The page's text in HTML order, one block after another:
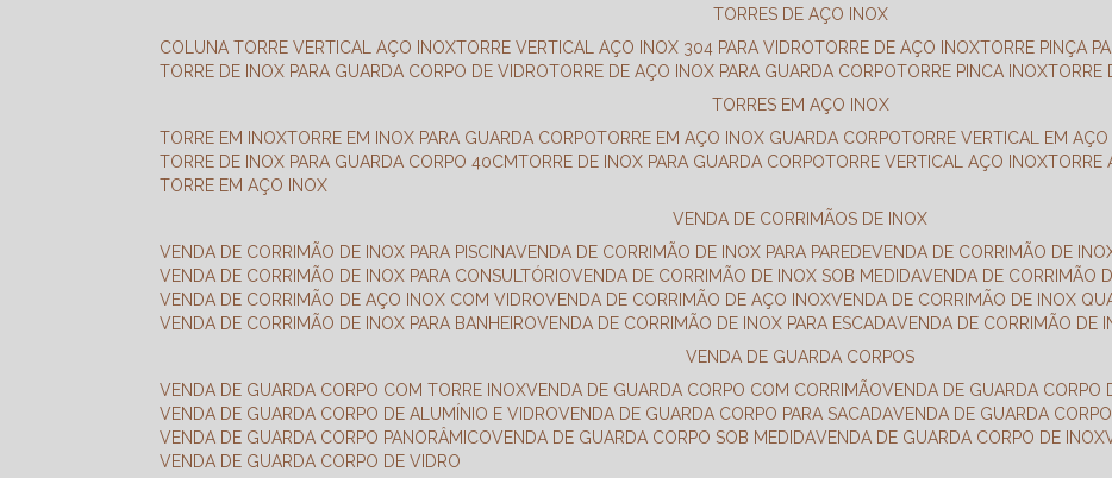
TORRES DE AÇO INOX
COLUNA TORRE VERTICAL AÇO INOX TORRE VERTICAL AÇO INOX 304 PARA VIDRO TORRE DE AÇO INOX TORRE PINÇA
TORRE DE INOX PARA GUARDA CORPO DE VIDRO TORRE DE AÇO INOX PARA GUARDA CORPO TORRE PINCA INOX
TORRES EM AÇO INOX
TORRE EM INOX TORRE EM INOX PARA GUARDA CORPO TORRE EM AÇO INOX GUARDA CORPO TORRE VERTICAL EM
TORRE DE INOX PARA GUARDA CORPO 40CM TORRE DE INOX PARA GUARDA CORPO TORRE VERTICAL AÇO INOX
TORRE EM AÇO INOX
VENDA DE CORRIMÃOS DE INOX
VENDA DE CORRIMÃO DE INOX PARA PISCINA
VENDA DE CORRIMÃO DE INOX PARA PAREDE
VENDA DE CORRIMÃO DE
VENDA DE CORRIMÃO DE INOX PARA CONSULTÓRIO
VENDA DE CORRIMÃO DE INOX SOB MEDIDA
VENDA DE CORRIMÃO
VENDA DE CORRIMÃO DE AÇO INOX COM VIDRO
VENDA DE CORRIMÃO DE AÇO INOX
VENDA DE CORRIMÃO DE INOX
VENDA DE CORRIMÃO DE INOX PARA BANHEIRO
VENDA DE CORRIMÃO DE INOX PARA ESCADA
VENDA DE CORRIMÃO DE
VENDA DE GUARDA CORPOS
VENDA DE GUARDA CORPO COM TORRE INOX
VENDA DE GUARDA CORPO COM CORRIMÃO
VENDA DE GUARDA
VENDA DE GUARDA CORPO DE ALUMÍNIO E VIDRO
VENDA DE GUARDA CORPO PARA SACADA
VENDA DE GUARDA
VENDA DE GUARDA CORPO PANORÂMICO
VENDA DE GUARDA CORPO SOB MEDIDA VENDA DE GUARDA CORPO DE INOX
VENDA DE GUARDA CORPO DE VIDRO